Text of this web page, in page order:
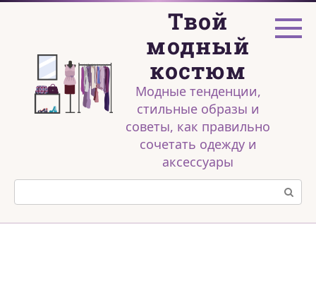
Перейти
Твой
модный
костюм
Модные тенденции,
стильные образы и
советы, как правильно
сочетать одежду и
аксессуары
Поиск: